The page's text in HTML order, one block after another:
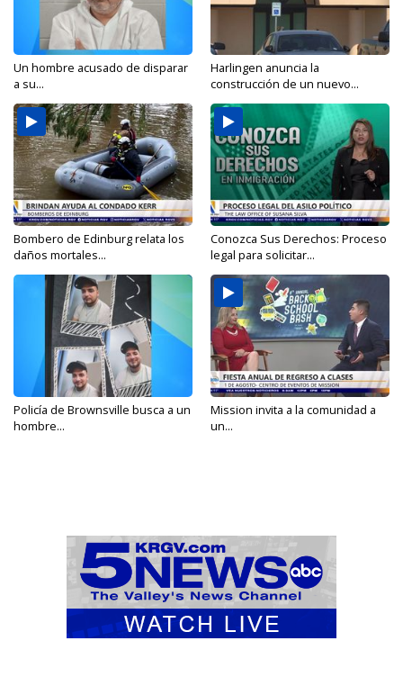
Un hombre acusado de disparar
a su...
Harlingen anuncia la
construcción de un nuevo...
Bombero de Edinburg relata los
daños mortales...
Conozca Sus Derechos: Proceso
legal para solicitar...
Policía de Brownsville busca a un
hombre...
Mission invita a la comunidad a
un...